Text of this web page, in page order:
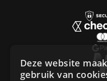
Deze website
gebruik van